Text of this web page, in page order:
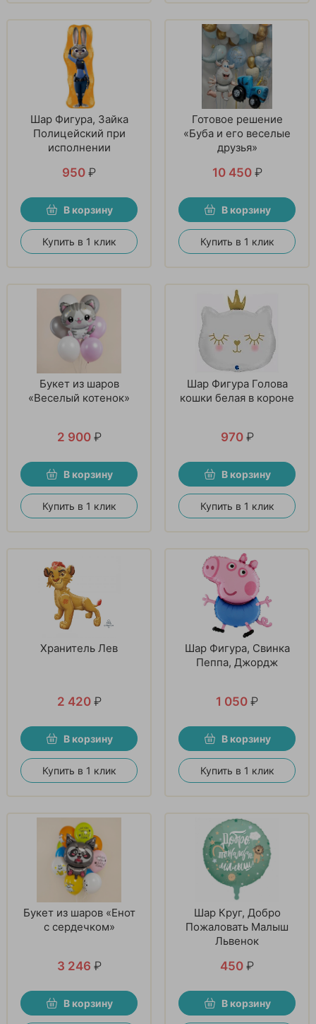
Шар Фигура, Зайка
Полицейский при
исполнении
950 ₽
В корзину
Купить в 1 клик
Готовое решение
«Буба и его веселые
друзья»
10 450 ₽
В корзину
Купить в 1 клик
Букет из шаров
«Веселый котенок»
2 900 ₽
В корзину
Купить в 1 клик
Шар Фигура Голова
кошки белая в короне
970 ₽
В корзину
Купить в 1 клик
Хранитель Лев
2 420 ₽
В корзину
Купить в 1 клик
Шар Фигура, Свинка
Пеппа, Джордж
1 050 ₽
В корзину
Купить в 1 клик
Букет из шаров «Енот
с сердечком»
3 246 ₽
В корзину
Шар Круг, Добро
Пожаловать Малыш
Львенок
450 ₽
В корзину